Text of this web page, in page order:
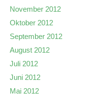
November 2012
Oktober 2012
September 2012
August 2012
Juli 2012
Juni 2012
Mai 2012